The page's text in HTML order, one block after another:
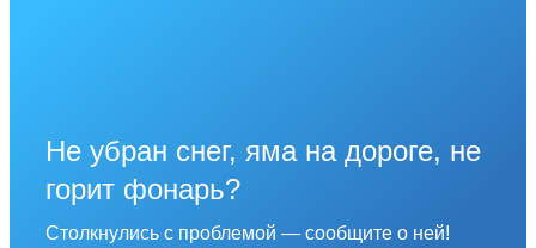
Не убран снег, яма на дороге, не
горит фонарь?
Столкнулись с проблемой — сообщите о ней!